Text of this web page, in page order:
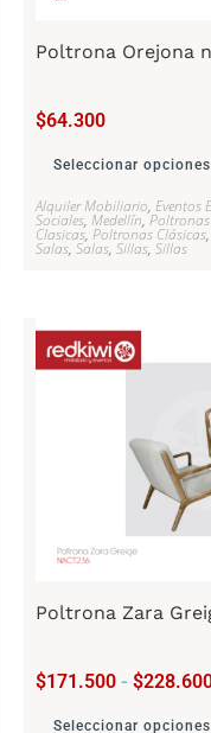
Poltrona Orejona
$64.300
Seleccionar opciones
Alquiler Mobiliario, Eventos
Sociales, Medellín,
Clasicas, Poltronas Clásicas,
Salas, Salas, Sillas, Sillas
Poltrona Zara
$171.500 - $
Seleccionar opciones